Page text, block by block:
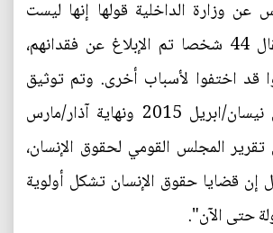
عن وزارة الداخلية قولها إنها ليست
مسؤولة عن اعتقال 44 شخصا تم الإبلاغ عن فقدانهم،
قد اختفوا لأسباب أخرى. وتم توثيق
تلك الحالات بين نيسان/ابريل 2015 ونهاية آذار/مارس
تقرير المجلس القومي لحقوق الإنسان،
إن قضايا حقوق الإنسان تشكل أولوية
حتى الآن".